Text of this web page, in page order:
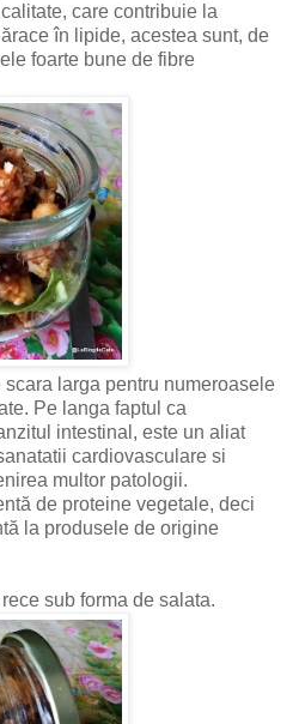
care contribuie la
în lipide, acestea sunt, de
foarte bune de fibre
larga pentru numeroasele
Pe langa faptul ca
intestinal, este un aliat
cardiovasculare si
multor patologii.
de proteine ​​vegetale, deci
la produsele de origine
sub forma de salata.